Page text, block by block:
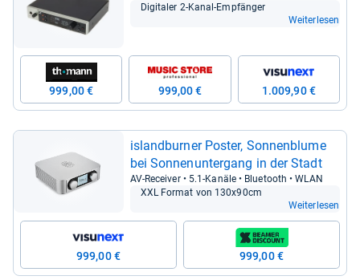
Digi­ta­ler 2-​Kanal-​Emp­fän­ger
Weiterlesen
999,00 € 999,00 € 1.009,90 €
island­bur­ner Pos­ter, Son­nen­blume
bei Son­nen­un­ter­gang in der Stadt
AV-​Recei­ver • 5.1-​Kanäle • Blue­tooth • WLAN
XXL For­mat von 130x90cm
Weiterlesen
999,00 € 999,00 €